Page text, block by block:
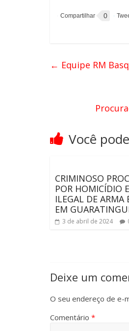
0
← Equipe RM
Você
CRIMINOSO
POR HOMICÍDIO
ILEGAL DE ARMA
EM
3 de abril de 2024
Deixe um
O seu endereço de e-
Comentário *